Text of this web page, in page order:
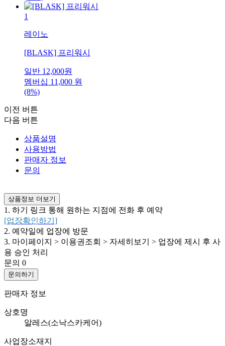
1
레이노
[BLASK] 프리워시
일반 12,000원
멤버십 11,000 원
(8%)
이전 버튼
다음 버튼
상품설명
사용방법
판매자 정보
문의
상품정보 더보기
1. 하기 링크 통해 원하는 지점에 전화 후 예약
[업장확인하기]
2. 예약일에 업장에 방문
3. 마이페이지 > 이용권조회 > 자세히보기 > 업장에 제시 후 사
용 승인 처리
문의 0
문의하기
판매자 정보
상호명
알레스(소낙스카케어)
사업장소재지